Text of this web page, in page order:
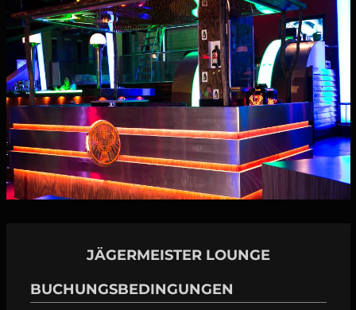
JÄGERMEISTER LOUNGE
BUCHUNGSBEDINGUNGEN